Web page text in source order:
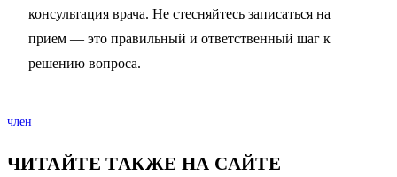
консультация врача. Не стесняйтесь записаться на
прием — это правильный и ответственный шаг к
решению вопроса.
член
ЧИТАЙТЕ ТАКЖЕ НА САЙТЕ